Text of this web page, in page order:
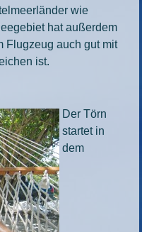
wie
hat außerdem
Flugzeug auch gut mit
ist.
Der Törn
startet in
dem